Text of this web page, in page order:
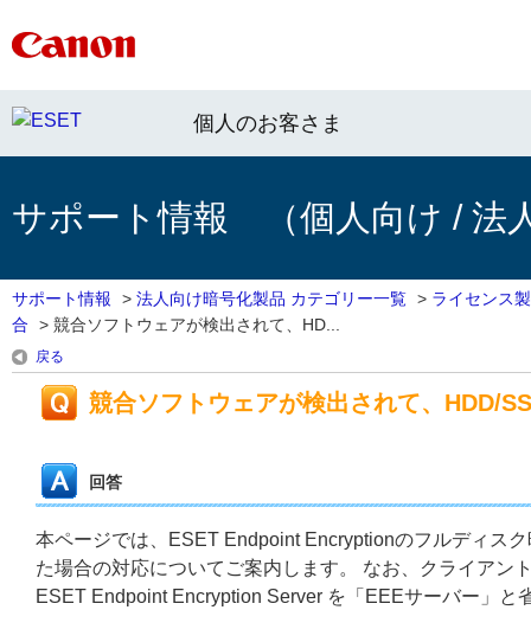
個人のお客さま
サポート情報 （個人向け / 法
サポート情報 > 法人向け暗号化製品 カテゴリー一覧 > ライセンス
合
> 競合ソフトウェアが検出されて、HD...
戻る
競合ソフトウェアが検出されて、HDD/
回答
本ページでは、ESET Endpoint Encryptionのフルディス
た場合の対応についてご案内します。 なお、クライア
ESET Endpoint Encryption Server を「EEEサーバー」と